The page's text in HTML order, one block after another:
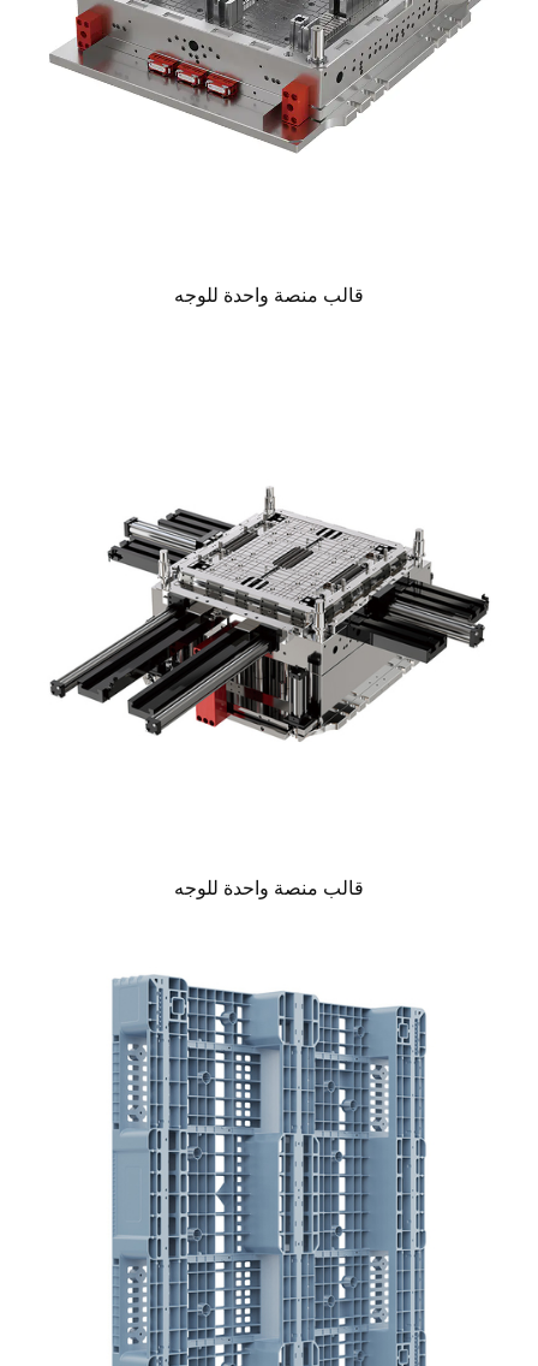
قالب منصة واحدة للوجه
قالب منصة واحدة للوجه